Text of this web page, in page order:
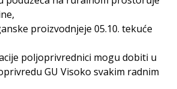
proizvodnjeje 05.10. tekuće
poljoprivrednici mogu dobiti u
GU Visoko svakim radnim